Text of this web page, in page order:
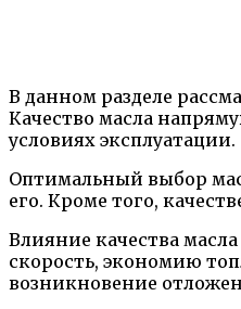
В данном разделе
Качество масла
условиях эксплуатации.
Оптимальный выбор
его. Кроме того,
Влияние качества
скорость, экономию
возникновение